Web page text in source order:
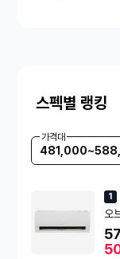
스펙별 랭킹
가격대
1
오
방